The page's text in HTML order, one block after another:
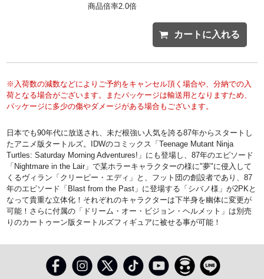
商品倍率2.0倍
カートに入れる
※入荷数の減数などによりご予約をキャンセル頂く場合や、分納での入
荷となる場合がございます。またパッケージは輸送用となりますため、
パッケージに多少の傷やダメージがある場合もございます。
日本でも90年代に放送され、未だ根強い人気を誇る87年からスタートし
たアニメ版タートルズ。IDWのコミックス「Teenage Mutant Ninja
Turtles: Saturday Morning Adventures!」にも登場し、87年のエピソード
「Nightmare in the Lair」で某ホラーキャラクターの様に"夢"に侵入して
くるヴィラン「クリーピー・エディ」と、フット団の創設者であり、87
年のエピソード「Blast from the Past」に登場する「シバノ様」が2PKと
なって貴重な立体化！それぞれのキャラクターは下半身を幽体に変更が
可能！さらに付属の「ドリーム・オー・ビジョン・ヘルメット」は別売
りのカートゥーン版タートルズフィギュアに被せる事が可能！